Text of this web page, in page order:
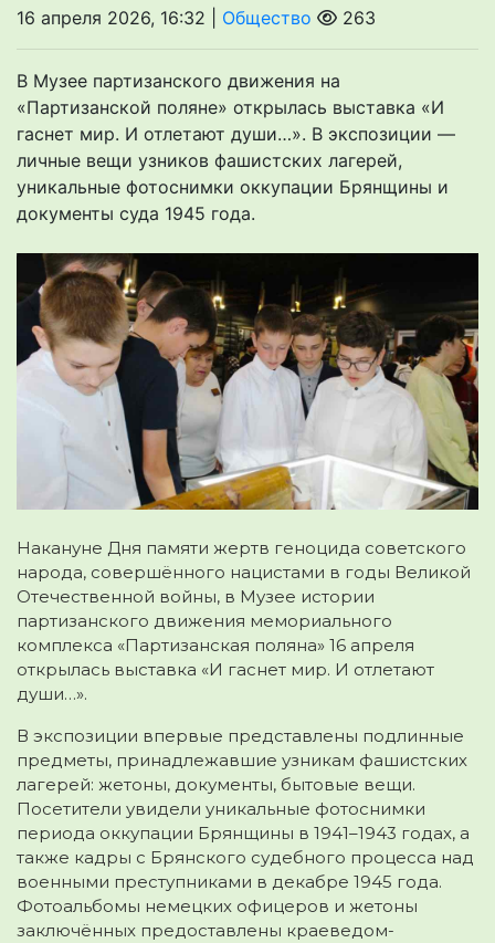
16 апреля 2026, 16:32 | Общество 263
В Музее партизанского движения на
«Партизанской поляне» открылась выставка «И
гаснет мир. И отлетают души…». В экспозиции —
личные вещи узников фашистских лагерей,
уникальные фотоснимки оккупации Брянщины и
документы суда 1945 года.
Накануне Дня памяти жертв геноцида советского
народа, совершённого нацистами в годы Великой
Отечественной войны, в Музее истории
партизанского движения мемориального
комплекса «Партизанская поляна» 16 апреля
открылась выставка «И гаснет мир. И отлетают
души…».
В экспозиции впервые представлены подлинные
предметы, принадлежавшие узникам фашистских
лагерей: жетоны, документы, бытовые вещи.
Посетители увидели уникальные фотоснимки
периода оккупации Брянщины в 1941–1943 годах, а
также кадры с Брянского судебного процесса над
военными преступниками в декабре 1945 года.
Фотоальбомы немецких офицеров и жетоны
заключённых предоставлены краеведом-